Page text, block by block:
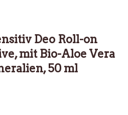
Deo Roll-on
mit Bio-Aloe Vera
50 ml